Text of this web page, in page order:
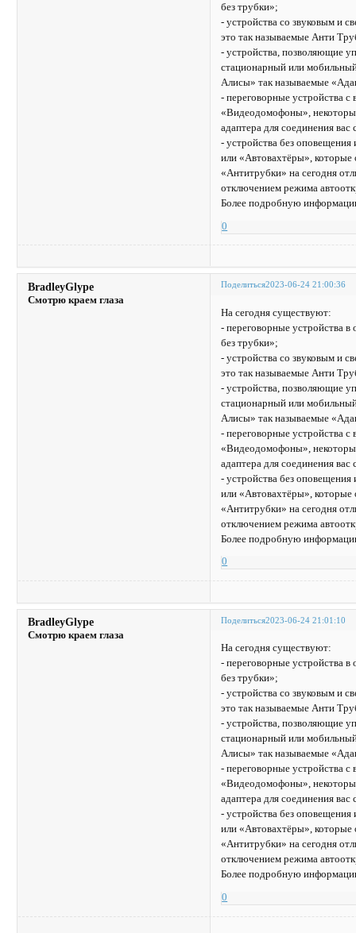
без трубки»;
- устройства со звуковым и
это так называемые Анти
- устройства, позволяющие
стационарный или
Алисы» так называемые
- переговорные устройства
«Видеодомофоны»,
адаптера для соединения
- устройства без
или «Автовахтёры», которые
«Антитрубки» на сегодня
отключением режима
Более подробную
0
Поделиться2023-06-24 21:00:36
BradleyGlype
Смотрю краем глаза
На сегодня существуют:
- переговорные устройства
без трубки»;
- устройства со звуковым и
это так называемые Анти
- устройства, позволяющие
стационарный или
Алисы» так называемые
- переговорные устройства
«Видеодомофоны»,
адаптера для соединения
- устройства без
или «Автовахтёры», которые
«Антитрубки» на сегодня
отключением режима
Более подробную
0
Поделиться2023-06-24 21:01:10
BradleyGlype
Смотрю краем глаза
На сегодня существуют:
- переговорные устройства
без трубки»;
- устройства со звуковым и
это так называемые Анти
- устройства, позволяющие
стационарный или
Алисы» так называемые
- переговорные устройства
«Видеодомофоны»,
адаптера для соединения
- устройства без
или «Автовахтёры», которые
«Антитрубки» на сегодня
отключением режима
Более подробную
0